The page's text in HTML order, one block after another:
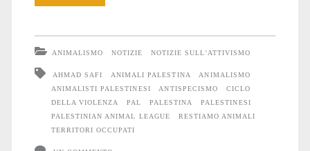
occupata:
PAL
ANIMALISMO NOTIZIE NOTIZIE SULL'ATTIVISMO
AHMAD SAFI ANIMALI PALESTINA
ANIMALISMO
ANIMALISTI PALESTINESI
ANTISPECISMO
CICLO
DELLA VIOLENZA
PAL PALESTINA
PALESTINESI
PALESTINIAN ANIMAL LEAGUE
RESTIAMO ANIMALI
TERRITORI OCCUPATI